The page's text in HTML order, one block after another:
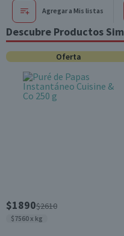
Agregar a Mis listas
Descubre Productos
Oferta
$1890$2610
$7560 x kg